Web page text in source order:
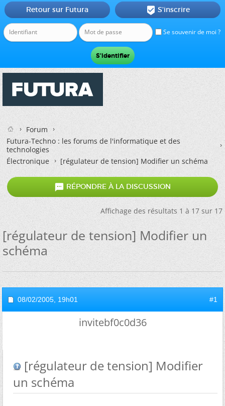
Se souvenir de moi ?
Retour sur Futura  S'inscrire
Forum
Futura-Techno : les forums de l'informatique et des
technologies
Électronique
[régulateur de tension] Modifier un schéma
 RÉPONDRE À LA DISCUSSION
Affichage des résultats 1 à 17 sur 17
[régulateur de tension] Modifier un
schéma
08/02/2005, 19h01 #1
invitebf0c0d36
[régulateur de tension] Modifier
un schéma